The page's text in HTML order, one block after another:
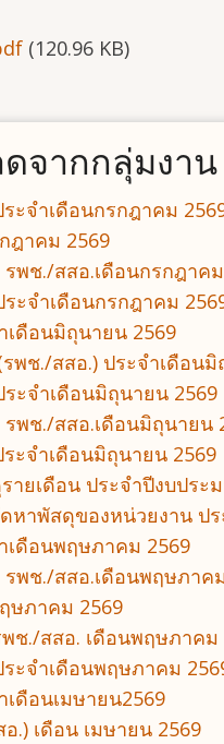
(120.96 KB)
จากกลุ่มงาน
ะจำเดือนกรกฎาคม
ฎาคม 2569
พช./สสอ.เดือนกรกฎาค
ะจำเดือนกรกฎาคม
ดือนมิถุนายน 2569
พช./สสอ.) ประจำเดือน
ะจำเดือนมิถุนายน 2569
พช./สสอ.เดือนมิถุนายน
ะจำเดือนมิถุนายน 2569
ยเดือน ประจำปีงบประ
หาพัสดุของหน่วยงาน ป
เดือนพฤษภาคม 2569
พช./สสอ.เดือนพฤษภาค
ษภาคม 2569
ช./สสอ. เดือนพฤษภาคม
ะจำเดือนพฤษภาคม
ดือนเมษายน2569
เดือน เมษายน 2569